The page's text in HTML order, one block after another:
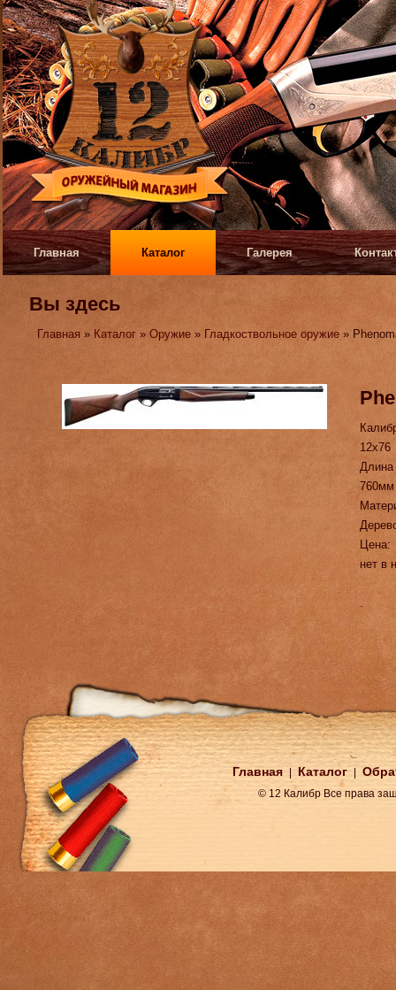
Главная Каталог Галерея
Вы здесь
Главная » Каталог »Оружие » Гладкоствольное оружие »
12х76
760мм
Цена:
нет в
.
Главная Каталог
© 12 Калибр Все права